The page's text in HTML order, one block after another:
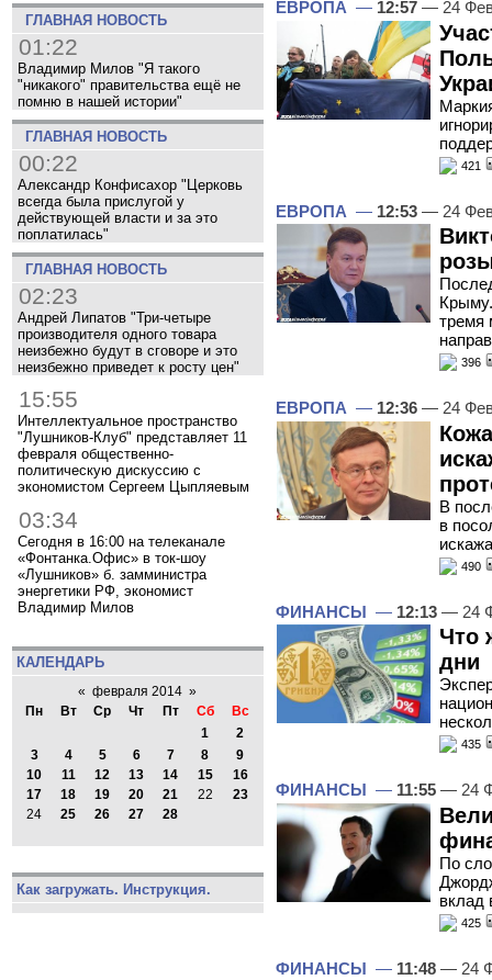
ГЛАВНАЯ НОВОСТЬ
01:22
Владимир Милов "Я такого
"никакого" правительства ещё не
помню в нашей истории"
ГЛАВНАЯ НОВОСТЬ
00:22
Александр Конфисахор "Церковь
всегда была прислугой у
действующей власти и за это
поплатилась"
ГЛАВНАЯ НОВОСТЬ
02:23
Андрей Липатов "Три-четыре
производителя одного товара
неизбежно будут в сговоре и это
неизбежно приведет к росту цен"
15:55
Интеллектуальное пространство
"Лушников-Клуб" представляет 11
февраля общественно-
политическую дискуссию с
экономистом Сергеем Цыпляевым
03:34
Сегодня в 16:00 на телеканале
«Фонтанка.Офис» в ток-шоу
«Лушников» б. замминистра
энергетики РФ, экономист
Владимир Милов
КАЛЕНДАРЬ
« февраля 2014 »
Пн
Вт Ср Чт Пт Сб
Вс
1
2
3
4 5 6 7 8
9
10
11 12 13 14 15
16
17
18 19 20 21 22
23
24
25 26 27 28
Как загружать. Инструкция.
ЕВРОПА — 12:57 — 24
421
ЕВРОПА — 12:53 — 24
тремя
396
ЕВРОПА — 12:36 — 24
В
в
490
ФИНАНСЫ — 12:13 — 24
Что
дни
435
ФИНАНСЫ — 11:55 — 24
По
вклад
425
ФИНАНСЫ — 11:48 — 24